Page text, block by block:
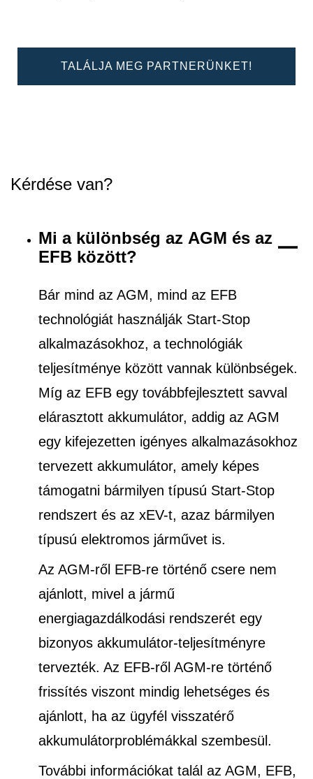
TALÁLJA MEG PARTNERÜNKET!
Kérdése van?
Mi a különbség az AGM és az
EFB között?
Bár mind az AGM, mind az EFB
technológiát használják Start-Stop
alkalmazásokhoz, a technológiák
teljesítménye között vannak különbségek.
Míg az EFB egy továbbfejlesztett savval
elárasztott akkumulátor, addig az AGM
egy kifejezetten igényes alkalmazásokhoz
tervezett akkumulátor, amely képes
támogatni bármilyen típusú Start-Stop
rendszert és az xEV-t, azaz bármilyen
típusú elektromos járművet is.
Az AGM-ről EFB-re történő csere nem
ajánlott, mivel a jármű
energiagazdálkodási rendszerét egy
bizonyos akkumulátor-teljesítményre
tervezték. Az EFB-ről AGM-re történő
frissítés viszont mindig lehetséges és
ajánlott, ha az ügyfél visszatérő
akkumulátorproblémákkal szembesül.
További információkat talál az AGM, EFB,